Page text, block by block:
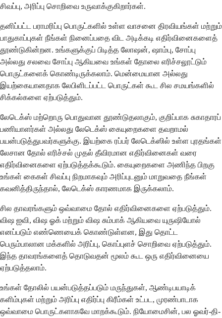
சிவப்பு, அரிப்பு சொறிவை உருவாக்குகிறார்கள்.
தனிப்பட்ட பராமரிப்பு பொருட்களில் உள்ள வாசனை திரவியங்கள் மற்றும்
பாதுகாப்புகள் நீங்கள் நினைப்பதை விட அடிக்கடி எதிர்வினைகளைத்
தூண்டுகின்றன. உங்களுக்குப் பிடித்த லோஷன், ஷாம்பு, சோப்பு
அல்லது சலவை சோப்பு ஆகியவை உங்கள் தோலை எரிச்சலூட்டும்
பொருட்களைக் கொண்டிருக்கலாம். மென்மையான அல்லது
இயற்கையானதாக லேபிளிடப்பட்ட பொருட்கள் கூட சில சமயங்களில்
சிக்கல்களை ஏற்படுத்தும்.
லேடெக்ஸ் மற்றொரு பொதுவான தூண்டுதலாகும், குறிப்பாக சுகாதாரப்
பணியாளர்கள் அல்லது லேடெக்ஸ் கையுறைகளை தவறாமல்
பயன்படுத்துபவர்களுக்கு. இயற்கை ரப்பர் லேடெக்ஸில் உள்ள புரதங்கள்
லேசான தோல் எரிச்சல் முதல் தீவிரமான எதிர்வினைகள் வரை
எதிர்வினைகளை ஏற்படுத்தக்கூடும். கையுறைகளை அணிந்த பிறகு
உங்கள் கைகள் சிவப்பு நிறமாகவும் அரிப்புடனும் மாறுவதை நீங்கள்
கவனித்திருந்தால், லேடெக்ஸ் காரணமாக இருக்கலாம்.
சில தாவரங்களும் ஒவ்வாமை தோல் எதிர்வினைகளை ஏற்படுத்தும்.
விஷ ஐவி, விஷ ஓக் மற்றும் விஷ சும்பாக் ஆகியவை யுருஷியோல்
எனப்படும் எண்ணெயைக் கொண்டுள்ளன, இது தொட்ட
பெரும்பாலான மக்களில் அரிப்பு, கொப்புளச் சொறிவை ஏற்படுத்தும்.
இந்த தாவரங்களைத் தொடுவதன் மூலம் கூட ஒரு எதிர்வினையை
ஏற்படுத்தலாம்.
உங்கள் தோலில் பயன்படுத்தப்படும் மருந்துகள், ஆண்டிபயாடிக்
களிம்புகள் மற்றும் அரிப்பு எதிர்ப்பு கிரீம்கள் உட்பட, முரண்பாடாக
ஒவ்வாமை பொருட்களாகவே மாறக்கூடும். நியோமைசின், பல ஓவர்-தி-